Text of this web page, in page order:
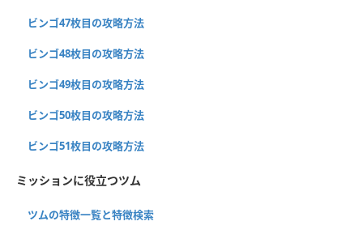
ビンゴ47枚目の攻略方法
ビンゴ48枚目の攻略方法
ビンゴ49枚目の攻略方法
ビンゴ50枚目の攻略方法
ビンゴ51枚目の攻略方法
ミッションに役立つツム
ツムの特徴一覧と特徴検索